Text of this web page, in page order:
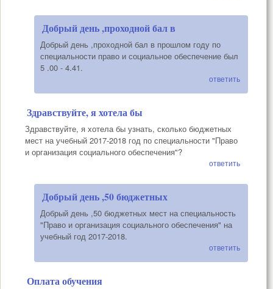
Добрый день ,проходной бал в
Добрый день ,проходной бал в прошлом году по
специальности право и социальное обеспечение был
5 .00 - 4.41.
ответить
Здравствуйте, я хотела бы
Здравствуйте, я хотела бы узнать, сколько бюджетных
мест на учебный 2017-2018 год по специальности "Право
и организация социального обеспечения"?
ответить
Добрый день ,50 бюджетных
Добрый день ,50 бюджетных мест на специальность
"Право и организация социального обеспечения" на
учебный год 2017-2018.
ответить
Оплата обучения